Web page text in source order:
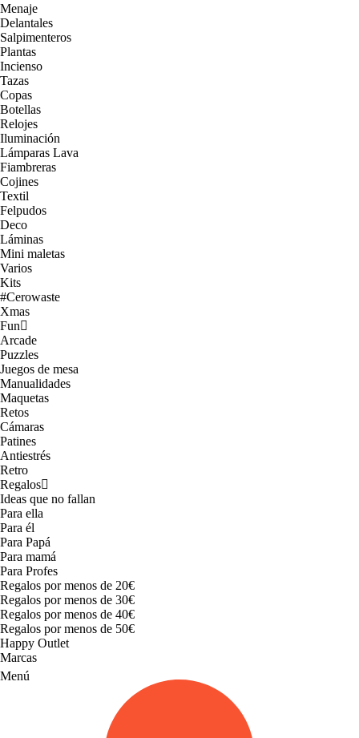
Menaje
Delantales
Salpimenteros
Plantas
Incienso
Tazas
Copas
Botellas
Relojes
Iluminación
Lámparas Lava
Fiambreras
Cojines
Textil
Felpudos
Deco
Láminas
Mini maletas
Varios
Kits
#Cerowaste
Xmas
Fun
Arcade
Puzzles
Juegos de mesa
Manualidades
Maquetas
Retos
Cámaras
Patines
Antiestrés
Retro
Regalos
Ideas que no fallan
Para ella
Para él
Para Papá
Para mamá
Para Profes
Regalos por menos de 20€
Regalos por menos de 30€
Regalos por menos de 40€
Regalos por menos de 50€
Happy Outlet
Marcas